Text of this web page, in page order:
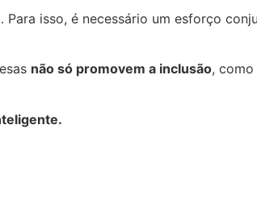
isso, é necessário um esforço
não só promovem a inclusão, como